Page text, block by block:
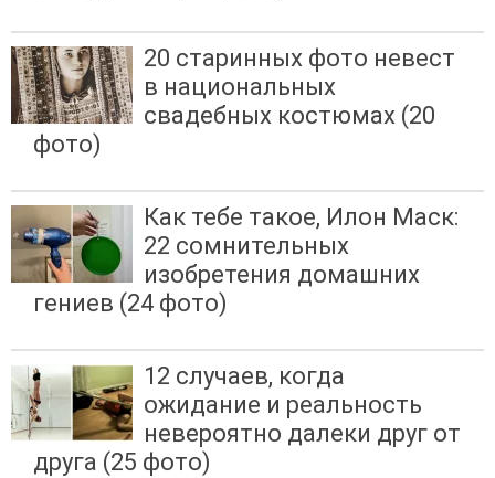
20 старинных фото невест
в национальных
свадебных костюмах (20
фото)
Как тебе такое, Илон Маск:
22 сомнительных
изобретения домашних
гениев (24 фото)
12 случаев, когда
ожидание и реальность
невероятно далеки друг от
друга (25 фото)